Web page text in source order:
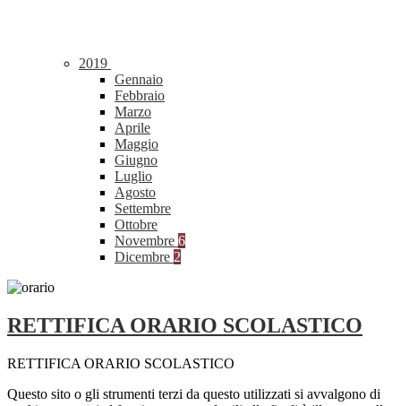
2019
Gennaio
Febbraio
Marzo
Aprile
Maggio
Giugno
Luglio
Agosto
Settembre
Ottobre
Novembre 6
Dicembre 2
RETTIFICA ORARIO SCOLASTICO
RETTIFICA ORARIO SCOLASTICO
Questo sito o gli strumenti terzi da questo utilizzati si avvalgono di